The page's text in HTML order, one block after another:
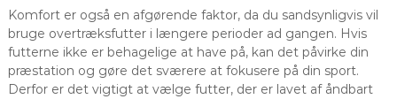
Komfort er også en afgørende faktor, da du sandsynligvis vil
bruge overtræksfutter i længere perioder ad gangen. Hvis
futterne ikke er behagelige at have på, kan det påvirke din
præstation og gøre det sværere at fokusere på din sport.
Derfor er det vigtigt at vælge futter, der er lavet af åndbart